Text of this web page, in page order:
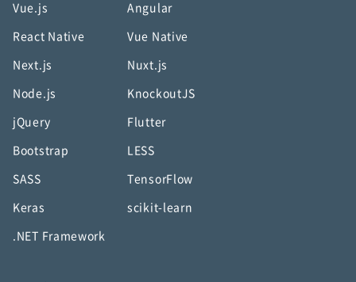
Vue.js Angular
React Native Vue Native
Next.js Nuxt.js
Node.js KnockoutJS
jQuery Flutter
Bootstrap LESS
SASS TensorFlow
Keras scikit-learn
.NET Framework